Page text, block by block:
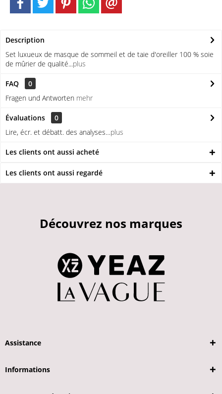
Description
Set luxueux de masque de sommeil et de taie d'oreiller 100 % soie
de mûrier de qualité...plus
FAQ
0
Fragen und Antworten mehr
Évaluations
0
Lire, écr. et débatt. des analyses…plus
Les clients ont aussi acheté
Les clients ont aussi regardé
Découvrez nos marques
Assistance
Informations